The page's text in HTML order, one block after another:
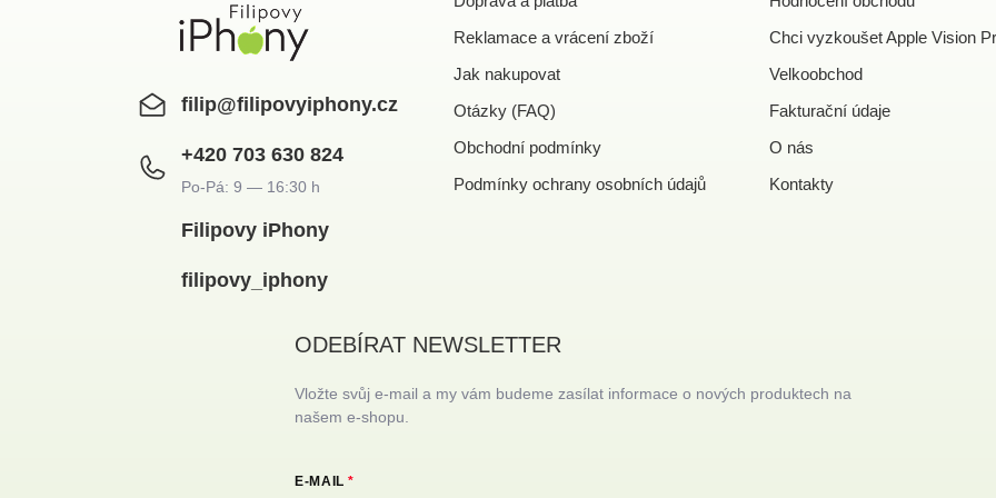
filip@filipovyiphony.cz
+420 703 630 824
Filipovy iPhony
filipovy_iphony
Reklamace a vrácení zboží
Jak nakupovat
Otázky (FAQ)
Obchodní podmínky
Podmínky ochrany osobních údajů
Chci vyzkoušet Apple Vision
Velkoobchod
Fakturační údaje
O nás
Kontakty
ODEBÍRAT NEWSLETTER
Vložte svůj e-mail a my vám budeme zasílat informace o nových produktech na
našem e-shopu.
E-MAIL